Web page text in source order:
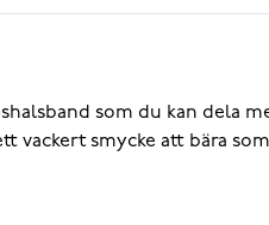
som du kan dela
smycke att bära